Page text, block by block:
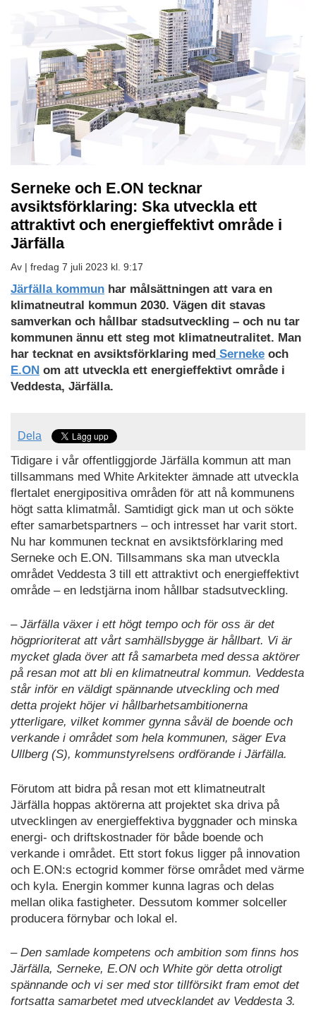
Serneke och E.ON tecknar
avsiktsförklaring: Ska utveckla ett
attraktivt och energieffektivt område i
Järfälla
Av | fredag 7 juli 2023 kl. 9:17
Järfälla kommun har målsättningen att vara en
klimatneutral kommun 2030. Vägen dit stavas
samverkan och hållbar stadsutveckling – och nu tar
kommunen ännu ett steg mot klimatneutralitet. Man
har tecknat en avsiktsförklaring med Serneke och
E.ON om att utveckla ett energieffektivt område i
Veddesta, Järfälla.
Dela
Tidigare i vår offentliggjorde Järfälla kommun att man
tillsammans med White Arkitekter ämnade att utveckla
flertalet energipositiva områden för att nå kommunens
högt satta klimatmål. Samtidigt gick man ut och sökte
efter samarbetspartners – och intresset har varit stort.
Nu har kommunen tecknat en avsiktsförklaring med
Serneke och E.ON. Tillsammans ska man utveckla
området Veddesta 3 till ett attraktivt och energieffektivt
område – en ledstjärna inom hållbar stadsutveckling.
– Järfälla växer i ett högt tempo och för oss är det
högprioriterat att vårt samhällsbygge är hållbart. Vi är
mycket glada över att få samarbeta med dessa aktörer
på resan mot att bli en klimatneutral kommun. Veddesta
står inför en väldigt spännande utveckling och med
detta projekt höjer vi hållbarhetsambitionerna
ytterligare, vilket kommer gynna såväl de boende och
verkande i området som hela kommunen, säger Eva
Ullberg (S), kommunstyrelsens ordförande i Järfälla.
Förutom att bidra på resan mot ett klimatneutralt
Järfälla hoppas aktörerna att projektet ska driva på
utvecklingen av energieffektiva byggnader och minska
energi- och driftskostnader för både boende och
verkande i området. Ett stort fokus ligger på innovation
och E.ON:s ectogrid kommer förse området med värme
och kyla. Energin kommer kunna lagras och delas
mellan olika fastigheter. Dessutom kommer solceller
producera förnybar och lokal el.
– Den samlade kompetens och ambition som finns hos
Järfälla, Serneke, E.ON och White gör detta otroligt
spännande och vi ser med stor tillförsikt fram emot det
fortsatta samarbetet med utvecklandet av Veddesta 3.